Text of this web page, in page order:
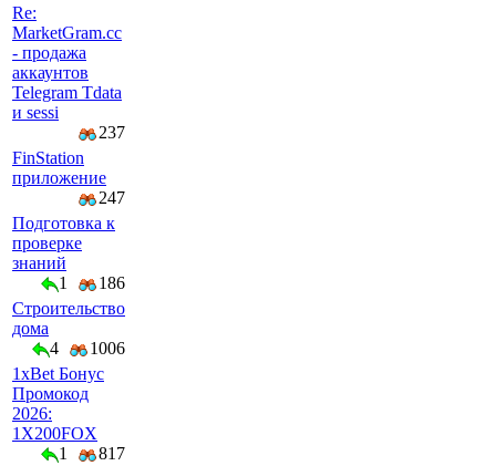
Re:
MarketGram.cc
- продажа
аккаунтов
Telegram Tdata
и sessi
237
FinStation
приложение
247
Подготовка к
проверке
знаний
1
186
Строительство
дома
4
1006
1xBet Бонус
Промокод
2026:
1X200FOX
1
817